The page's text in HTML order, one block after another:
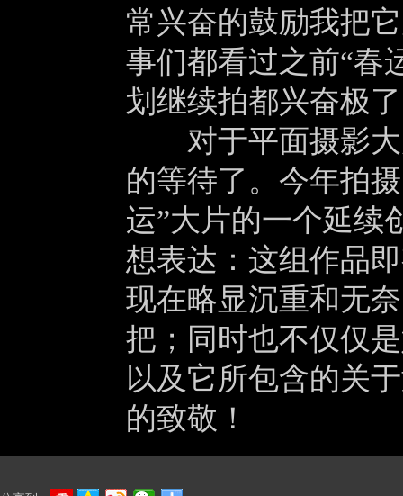
常兴奋的鼓励我把
事们都看过之前“春
划继续拍都兴奋极
对于平面摄影大
的等待了。今年拍
运”大片的一个延续
想表达：这组作品
现在略显沉重和无
把；同时也不仅仅
以及它所包含的关
的致敬！